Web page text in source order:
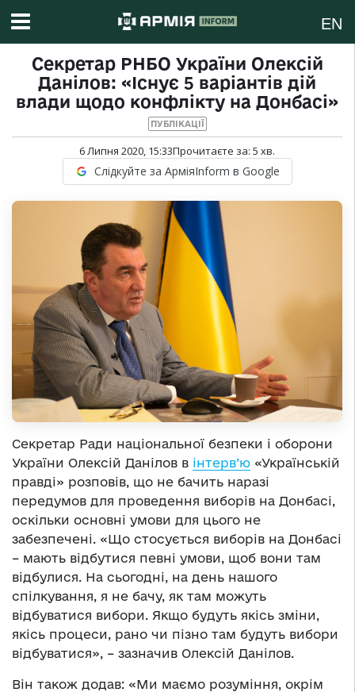
EN
Секретар РНБО України Олексій
Данілов: «Існує 5 варіантів дій
влади щодо конфлікту на Донбасі»
ПУБЛІКАЦІЇ
6 Липня 2020, 15:33Прочитаєте за: 5 хв.
Слідкуйте за АрміяInform в Google
Секретар Ради національної безпеки і оборони
України Олексій Данілов в інтерв’ю «Українській
правді» розповів, що не бачить наразі
передумов для проведення виборів на Донбасі,
оскільки основні умови для цього не
забезпечені. «Що стосується виборів на Донбасі
– мають відбутися певні умови, щоб вони там
відбулися. На сьогодні, на день нашого
спілкування, я не бачу, як там можуть
відбуватися вибори. Якщо будуть якісь зміни,
якісь процеси, рано чи пізно там будуть вибори
відбуватися», – зазначив Олексій Данілов.
Він також додав: «Ми маємо розуміння, окрім